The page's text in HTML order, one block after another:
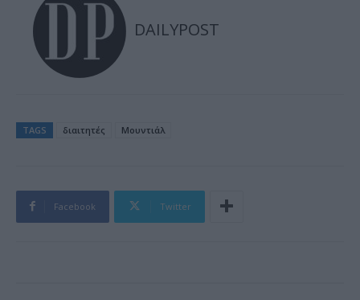
DAILYPOST
TAGS διαιτητές Μουντιάλ
Facebook Twitter